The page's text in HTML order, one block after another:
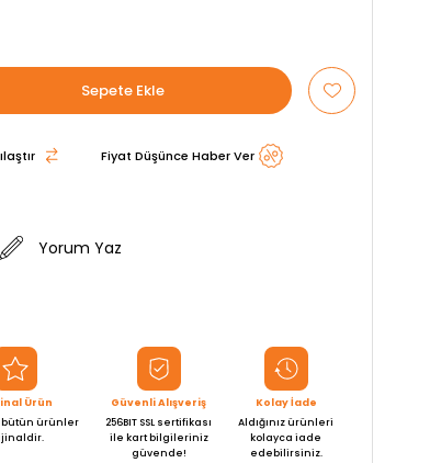
Fiyat Düşünce Haber Ver
Yorum Yaz
Ürün
bütün ürünler
Güvenli Alışveriş
256BIT SSL sertifikası
ile kart bilgileriniz
güvende!
Kolay İade
Aldığınız ürünleri
kolayca iade
edebilirsiniz.